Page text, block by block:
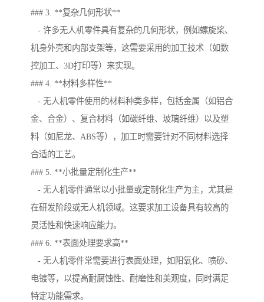
### 3. **复杂几何形状**
- 许多无人机零件具有复杂的几何形状，例如螺旋桨、
机身外壳和内部支架等，这需要采用的加工技术（如数
控加工、3D打印等）来实现。
### 4. **材料多样性**
- 无人机零件使用的材料种类多样，包括金属（如铝合
金、合金）、复合材料（如碳纤维、玻璃纤维）以及塑
料（如尼龙、ABS等），加工时需要针对不同材料选择
合适的工艺。
### 5. **小批量定制化生产**
- 无人机零件通常以小批量或定制化生产为主，尤其是
在研发阶段或无人机领域。这要求加工设备具有较高的
灵活性和快速响应能力。
### 6. **表面处理要求高**
- 无人机零件常需要进行表面处理，如阳氧化、喷砂、
电镀等，以提高耐腐蚀性、耐磨性和美观度，同时满足
特定功能需求。